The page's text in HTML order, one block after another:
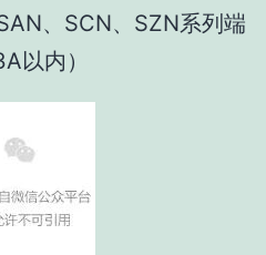
、SCN、SZN系列端
以内）